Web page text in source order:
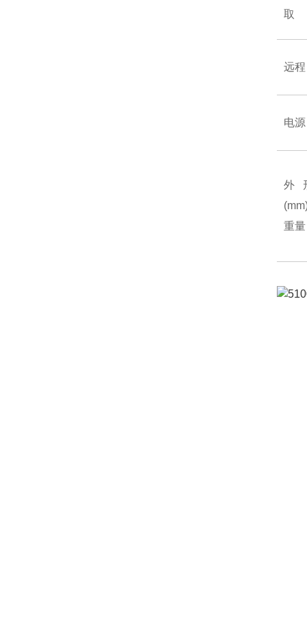
取
远程
电源
外
重量